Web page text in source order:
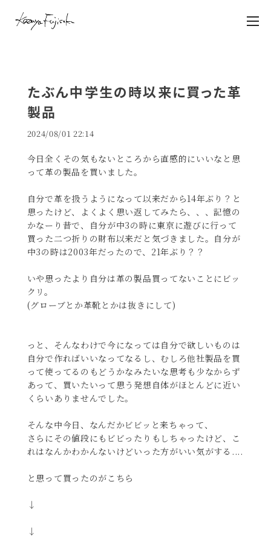
たぶん中学生の時以来に買った革
製品
2024/08/01 22:14
今日全くその気もないところから直感的にいいなと思
って革の製品を買いました。
自分で革を扱うようになって以来だから14年ぶり？と
思ったけど、よくよく思い返してみたら、、、記憶の
かなーり昔で、自分が中3の時に東京に遊びに行って
買った二つ折りの財布以来だと気づきました。自分が
中3の時は2003年だったので、21年ぶり？？
いや思ったより自分は革の製品買ってないことにビッ
クリ。
(グローブとか革靴とかは抜きにして)
っと、そんなわけで今になっては自分で欲しいものは
自分で作ればいいなってなるし、むしろ他社製品を買
って使ってるのもどうかなみたいな思考も少なからず
あって、買いたいって思う発想自体がほとんどに近い
くらいありませんでした。
そんな中今日、なんだかビビッと来ちゃって、
さらにその値段にもビビったりもしちゃったけど、こ
れはなんかわかんないけどいった方がいい気がする....
と思って買ったのがこちら
↓
↓